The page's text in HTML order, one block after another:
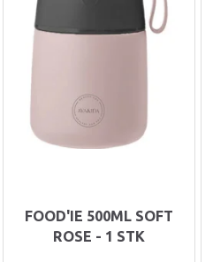
FOOD'IE 500ML SOFT
ROSE - 1 STK